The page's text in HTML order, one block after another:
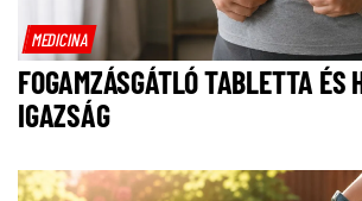
MEDICINA
FOGAMZÁSGÁTLÓ TABLETTA ÉS
IGAZSÁG